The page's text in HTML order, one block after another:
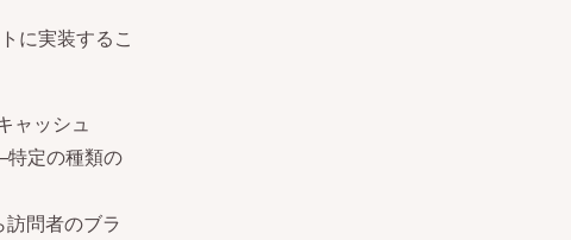
に実装するこ
ャッシュ
定の種類の
問者のブラ